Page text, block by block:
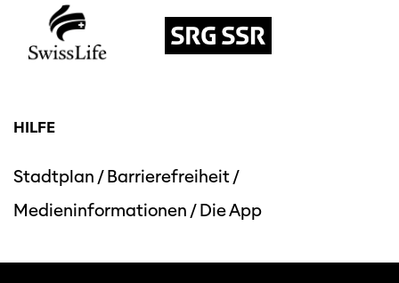
HILFE
Stadtplan /Barrierefreiheit/
Medieninformationen /Die App